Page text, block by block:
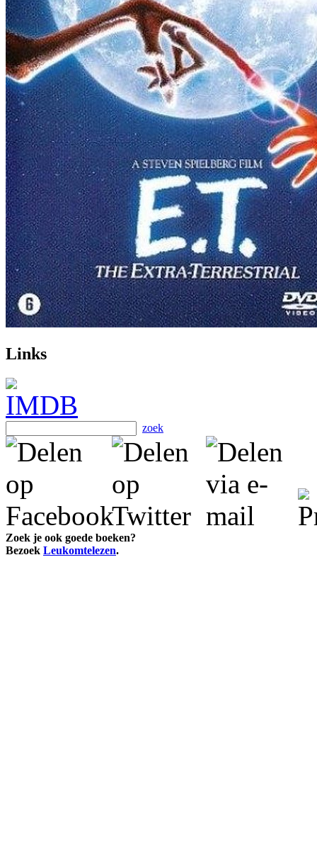
Links
zoek
Zoek je ook goede boeken?
Bezoek Leukomtelezen.